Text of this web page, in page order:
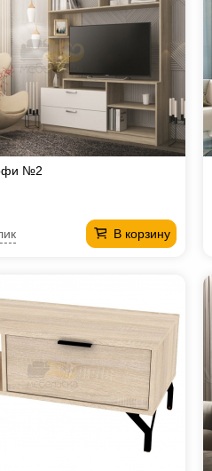
№2
В корзину